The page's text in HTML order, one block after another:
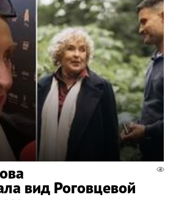
вид Роговцевой